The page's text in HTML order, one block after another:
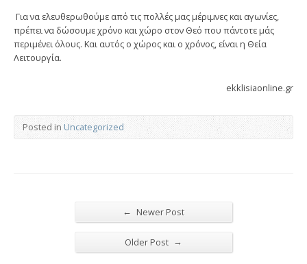
Για να ελευθερωθούμε από τις πολλές μας μέριμνες και αγωνίες,
πρέπει να δώσουμε χρόνο και χώρο στον Θεό που πάντοτε μάς
περιμένει όλους. Και αυτός ο χώρος και ο χρόνος, είναι η Θεία
Λειτουργία.
ekklisiaonline.gr
Posted in Uncategorized
← Newer Post
Older Post →